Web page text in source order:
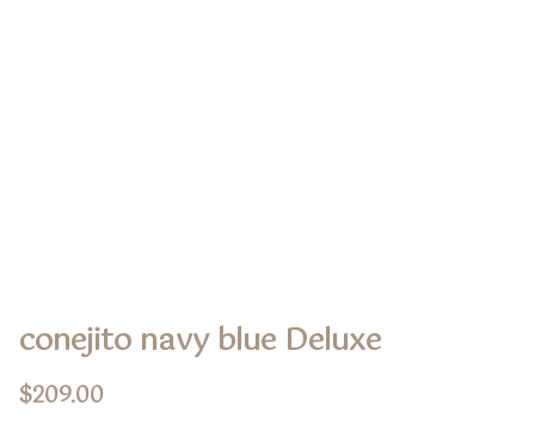
conejito navy blue Deluxe
$209.00